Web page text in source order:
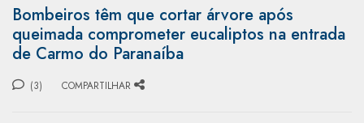
Bombeiros têm que cortar árvore após
queimada comprometer eucaliptos na entrada
de Carmo do Paranaíba
(3) COMPARTILHAR